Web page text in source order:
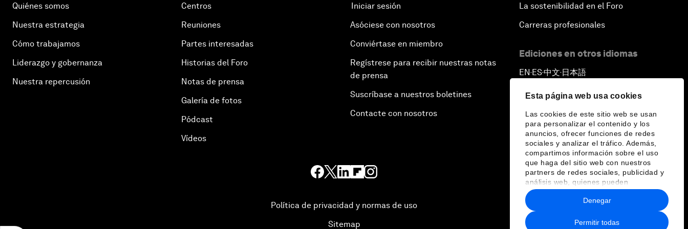
Esta página web usa cookies
Las cookies de este sitio web se usan
para personalizar el contenido y los
anuncios, ofrecer funciones de redes
sociales y analizar el tráfico. Además,
compartimos información sobre el uso
que haga del sitio web con nuestros
partners de redes sociales, publicidad y
análisis web, quienes pueden
combinarla con otra información que les
haya proporcionado o que hayan
recopilado a partir del uso que haya
hecho de sus servicios.
Permitir todas
Denegar
Quiénes somos
Nuestra estrategia
Cómo trabajamos
Liderazgo y gobernanza
Nuestra repercusión
Centros
Reuniones
Partes interesadas
Historias del Foro
Notas de prensa
Galería de fotos
Pódcast
Vídeos
Iniciar sesión
Asóciese con nosotros
Conviértase en miembro
Regístrese para recibir nuestras notas
de prensa
Suscríbase a nuestros boletines
Contacte con nosotros
La sostenibilidad en el Foro
Carreras profesionales
Ediciones en otros idiomas
EN ▪ ES▪中文▪ 日本語
Política de privacidad y normas de uso
Sitemap